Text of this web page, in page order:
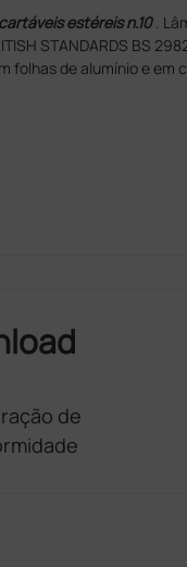
estéreis n.10 .
STANDARDS BS
folhas de alumínio e em
de